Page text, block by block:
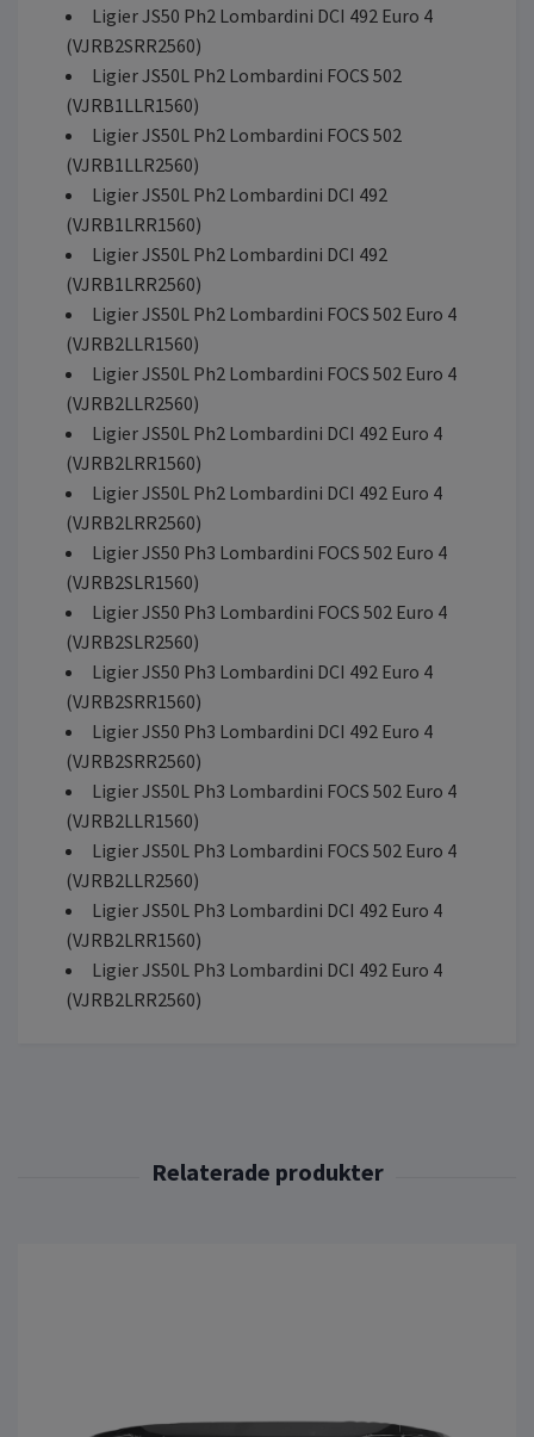
Ligier JS50 Ph2 Lombardini DCI 492 Euro 4
(VJRB2SRR2560)
Ligier JS50L Ph2 Lombardini FOCS 502
(VJRB1LLR1560)
Ligier JS50L Ph2 Lombardini FOCS 502
(VJRB1LLR2560)
Ligier JS50L Ph2 Lombardini DCI 492
(VJRB1LRR1560)
Ligier JS50L Ph2 Lombardini DCI 492
(VJRB1LRR2560)
Ligier JS50L Ph2 Lombardini FOCS 502 Euro 4
(VJRB2LLR1560)
Ligier JS50L Ph2 Lombardini FOCS 502 Euro 4
(VJRB2LLR2560)
Ligier JS50L Ph2 Lombardini DCI 492 Euro 4
(VJRB2LRR1560)
Ligier JS50L Ph2 Lombardini DCI 492 Euro 4
(VJRB2LRR2560)
Ligier JS50 Ph3 Lombardini FOCS 502 Euro 4
(VJRB2SLR1560)
Ligier JS50 Ph3 Lombardini FOCS 502 Euro 4
(VJRB2SLR2560)
Ligier JS50 Ph3 Lombardini DCI 492 Euro 4
(VJRB2SRR1560)
Ligier JS50 Ph3 Lombardini DCI 492 Euro 4
(VJRB2SRR2560)
Ligier JS50L Ph3 Lombardini FOCS 502 Euro 4
(VJRB2LLR1560)
Ligier JS50L Ph3 Lombardini FOCS 502 Euro 4
(VJRB2LLR2560)
Ligier JS50L Ph3 Lombardini DCI 492 Euro 4
(VJRB2LRR1560)
Ligier JS50L Ph3 Lombardini DCI 492 Euro 4
(VJRB2LRR2560)